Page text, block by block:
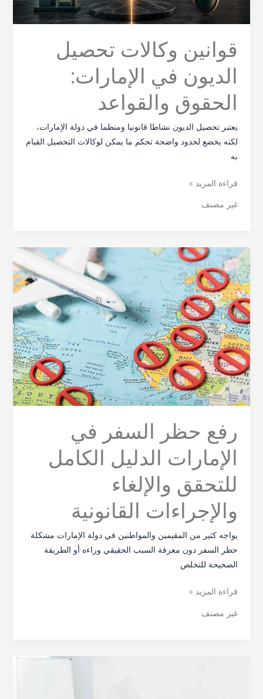
قوانين وكالات تحصيل
الديون في الإمارات:
الحقوق والقواعد
يعتبر تحصيل الديون نشاطا قانونيا ومنظما في دولة الإمارات،
لكنه يخضع لحدود واضحة تحكم ما يمكن لوكالات التحصيل القيام
به
قراءة المزيد »
غير مصنف
رفع حظر السفر في
الإمارات الدليل الكامل
للتحقق والإلغاء
والإجراءات القانونية
يواجه كثير من المقيمين والمواطنين في دولة الإمارات مشكلة
حظر السفر دون معرفة السبب الحقيقي وراءه أو الطريقة
الصحيحة للتخلص
رفع
حظر
السفر
في
الإمارات
الدليل
الكامل
للتحقق
والإلغاء
والإجراءات
القانونية
قراءة المزيد »
غير مصنف